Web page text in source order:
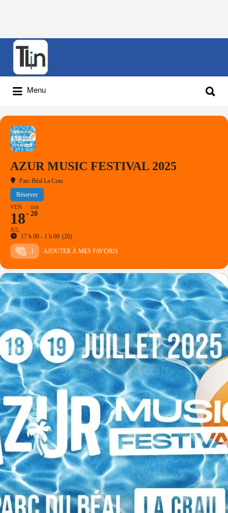
Rechercher
Menu
AZUR MUSIC FESTIVAL 2025
Parc Béal La Crau
Réserver
VEN
18
JUL
DIM
20
17 h 00 - 1 h 00 (20)
1 AJOUTER À MES FAVORIS